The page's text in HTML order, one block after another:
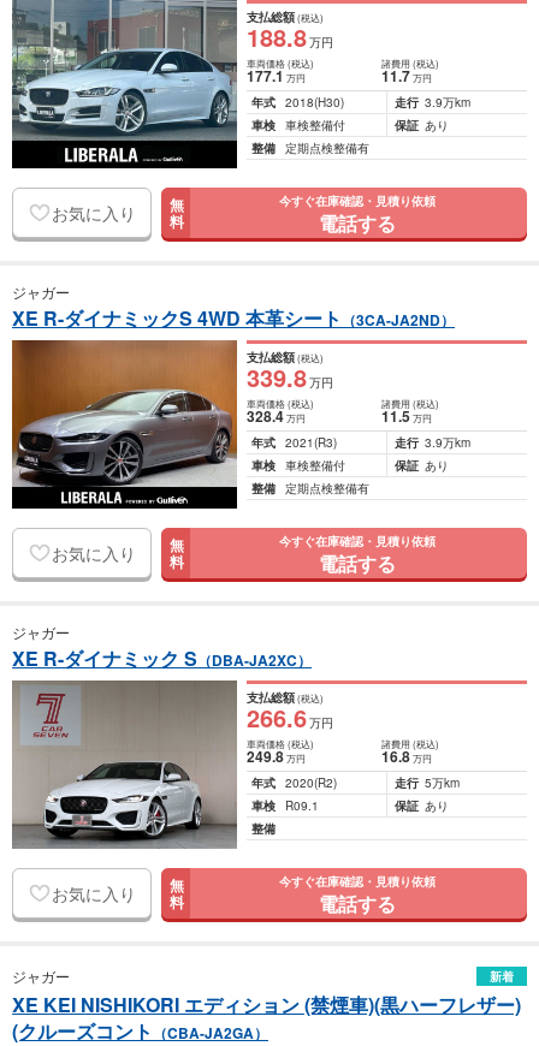
支払総額(税込)
188.8万円
車両価格(税込)
177.1万円
諸費用 (税込)
11.7 万円
年式 2018(H30) 走行 3.9万km
車検 車検整備付 保証 あり
整備 定期点検整備有
お気に入り 無
料
今すぐ在庫確認・見積り依頼
電話する
ジャガー
XE R-ダイナミックS 4WD 本革シート （3CA-JA2ND）
支払総額(税込)
339.8万円
車両価格(税込)
328.4万円
諸費用 (税込)
11.5 万円
年式 2021(R3) 走行 3.9万km
車検 車検整備付 保証 あり
整備 定期点検整備有
お気に入り 無
料
今すぐ在庫確認・見積り依頼
電話する
ジャガー
XE R-ダイナミック S （DBA-JA2XC）
支払総額(税込)
266.6万円
車両価格(税込)
249.8万円
諸費用 (税込)
16.8 万円
年式 2020(R2) 走行 5万km
車検
R09.1 保証 あり
整備
お気に入り 無
料
今すぐ在庫確認・見積り依頼
電話する
ジャガー 新着
XE KEI NISHIKORI エディション (禁煙車)(黒ハーフレザー)
(クルーズコント （CBA-JA2GA）